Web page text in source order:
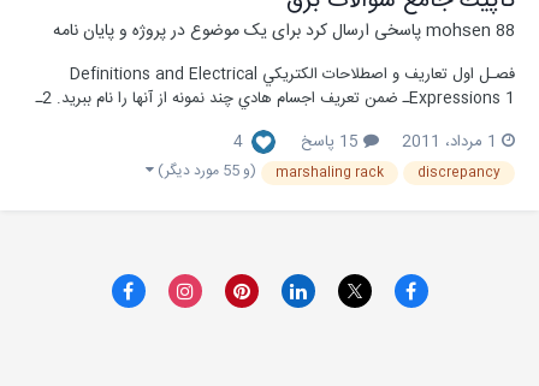
mohsen 88پاسخی ارسال کرد برای یک موضوع درپروژه و پایان نامه
فصـل اول تعاريف و اصطلاحات الكتريكي Definitions and Electrical
Expressions 1ـ ضمن تعريف اجسام هادي چند نمونه از آنها را نام ببريد. 2ـ
ولتاژ را شرح داده و نام واحد آن چيست؟ 4ـ منابع توليد ولتاژ را نام بب...
1 مرداد، 2011 15 پاسخ 4
discrepancy
marshaling rack (و 55 مورد دیگر)